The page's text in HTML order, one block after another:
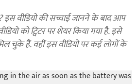
वीडियो की सच्चाई जानने के बाद आप
को ट्विटर पर शेयर किया गया है. इसे
चुके हैं. वहीं इस वीडियो पर कई लोगों के